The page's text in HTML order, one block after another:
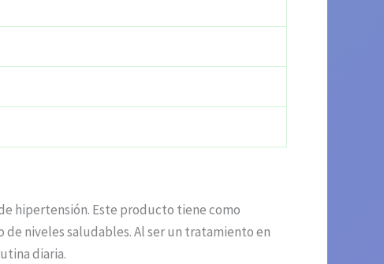
hipertensión. Este producto tiene como
niveles saludables. Al ser un tratamiento en
diaria.